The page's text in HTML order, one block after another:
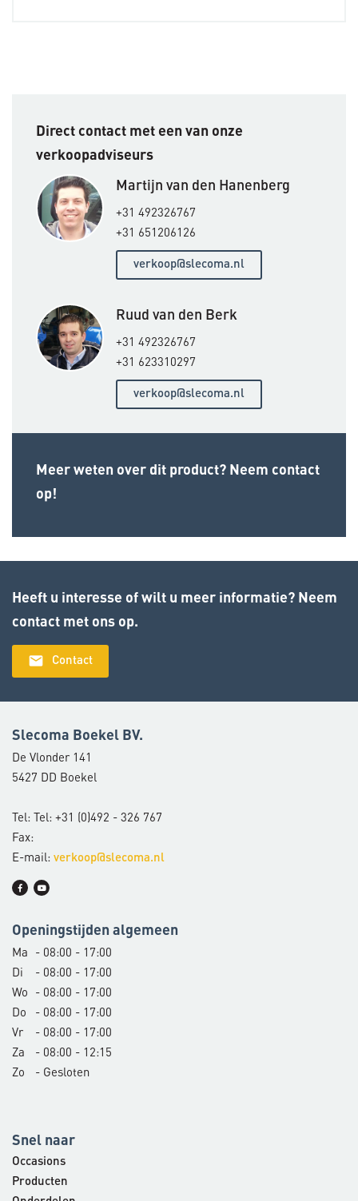
Meer weten over dit product? Neem contact
op!
Direct contact met een van onze
verkoopadviseurs
Martijn van den Hanenberg
+31 492326767
+31 651206126
verkoop@slecoma.nl
Ruud van den Berk
+31 492326767
+31 623310297
verkoop@slecoma.nl
Heeft u interesse of wilt u meer informatie? Neem
contact met ons op.
email Contact
Slecoma Boekel BV.
De Vlonder 141
5427 DD Boekel
Tel: Tel: +31 (0)492 - 326 767
Fax:
E-mail: verkoop@slecoma.nl
Openingstijden algemeen
Ma
- 08:00 - 17:00
Di
- 08:00 - 17:00
Wo
- 08:00 - 17:00
Do
- 08:00 - 17:00
Vr
- 08:00 - 17:00
Za
- 08:00 - 12:15
Zo
- Gesloten
Snel naar
Occasions
Producten